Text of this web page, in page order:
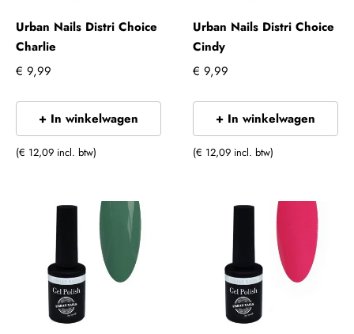
Urban Nails Distri Choice
Charlie
€ 9,99
+ In winkelwagen
(€ 12,09 incl. btw)
Urban Nails Distri Choice
Cindy
€ 9,99
+ In winkelwagen
(€ 12,09 incl. btw)